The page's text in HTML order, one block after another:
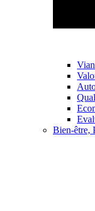
Bien-être,